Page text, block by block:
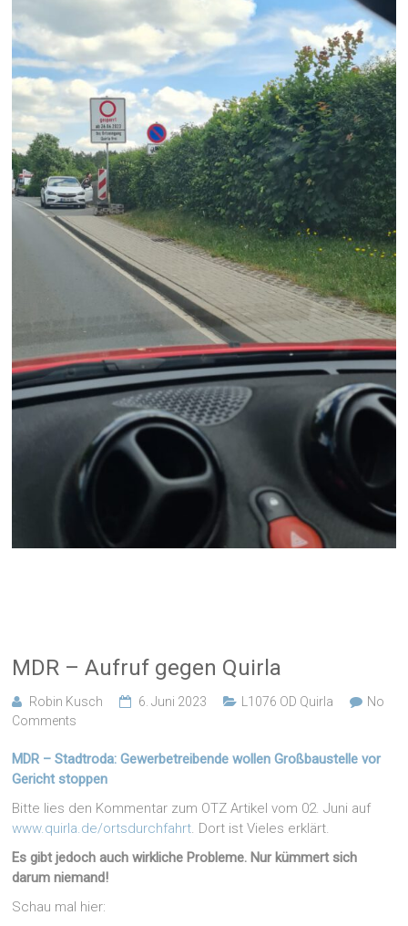
MDR – Aufruf gegen Quirla
Robin Kusch 6. Juni 2023 L1076 OD Quirla
No
Comments
MDR – Stadtroda: Gewerbetreibende wollen Großbaustelle vor
Gericht stoppen
Bitte lies den Kommentar zum OTZ Artikel vom 02. Juni auf
www.quirla.de/ortsdurchfahrt. Dort ist Vieles erklärt.
Es gibt jedoch auch wirkliche Probleme. Nur kümmert sich
darum niemand!
Schau mal hier: